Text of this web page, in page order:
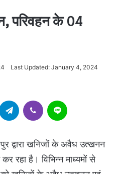
परिवहन के 04
Last Updated: January 4, 2024
Telegram Viber
द्वारा खनिजों के अवैध उत्खनन
कर रहा है। विभिन्न माध्यमों से